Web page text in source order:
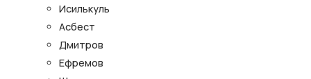
Исилькуль
Асбест
Дмитров
Ефремов